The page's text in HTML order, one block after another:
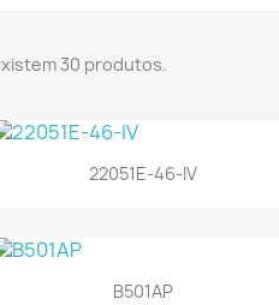
30 produtos.
 Vista rápida
22051E-46-IV
Vista rápida
B501AP